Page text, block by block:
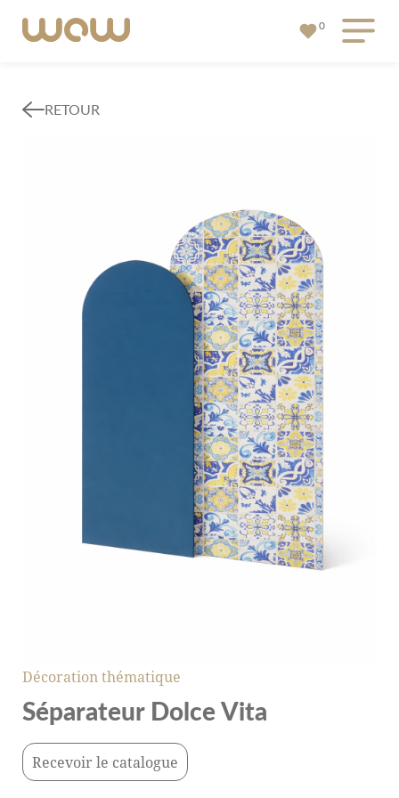
0
RETOUR
Décoration thématique
Séparateur Dolce Vita
Recevoir le catalogue